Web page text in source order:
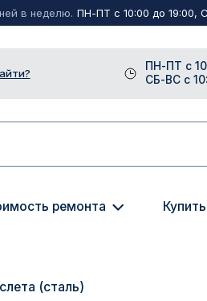
в неделю. ПН-ПТ с 10:00 до 19:00,
ПН-ПТ с
СБ-ВС с
ремонта
(сталь)